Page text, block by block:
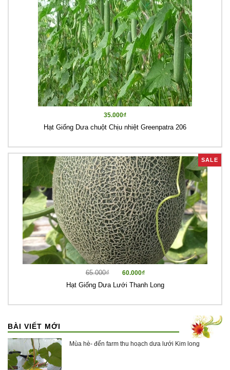
35.000₫
Hạt Giống Dưa chuột Chịu nhiệt Greenpatra 206
SALE
65.000₫ 60.000₫
Hạt Giống Dưa Lưới Thanh Long
BÀI VIẾT MỚI
Mùa hè- đến farm thu hoạch dưa lưới Kim long